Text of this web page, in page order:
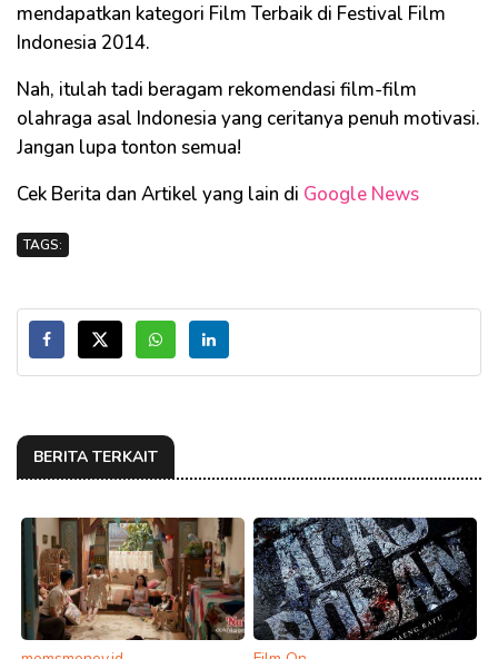
mendapatkan kategori Film Terbaik di Festival Film
Indonesia 2014.
Nah, itulah tadi beragam rekomendasi film-film
olahraga asal Indonesia yang ceritanya penuh motivasi.
Jangan lupa tonton semua!
Cek Berita dan Artikel yang lain di Google News
TAGS:
BERITA TERKAIT